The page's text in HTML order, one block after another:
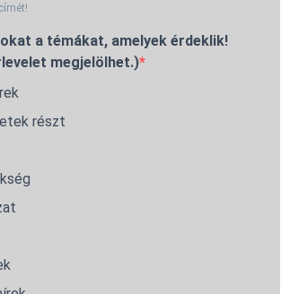
a témákat, amelyek érdeklik!
megjelölhet.)
részt